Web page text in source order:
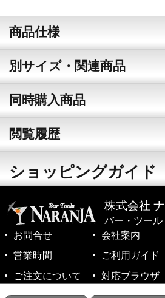
商品仕様
別サイズ・関連商品
同時購入商品
閲覧履歴
ショッピングガイド
株式会社
バー・ツー
お問合せ
会社案内
営業時間
ご利用ガイド
ご注文について
対応ブラウザ
©1999-2026 NARANJA Inc.